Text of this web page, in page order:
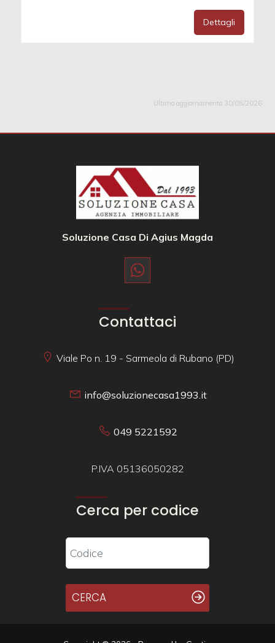
Dettagli
Ultimo aggiornamento 30/05/2026
Soluzione Casa Di Agius Magda
Contattaci
Viale Po n. 19 - Sarmeola di Rubano (PD)
info@soluzionecasa1993.it
049 5221592
P.IVA 05136050282
Cerca per codice
CERCA